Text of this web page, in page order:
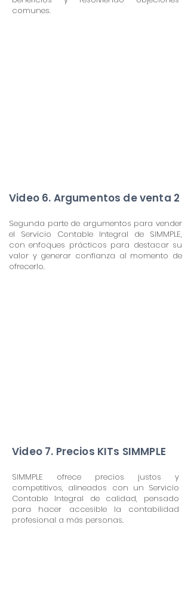
comunes.
Video 6. Argumentos de venta 2
Segunda parte de argumentos para vender
el Servicio Contable Integral de SIMMPLE,
con enfoques prácticos para destacar su
valor y generar confianza al momento de
ofrecerlo.
Video 7. Precios KITs SIMMPLE
SIMMPLE ofrece precios justos y
competitivos, alineados con un Servicio
Contable Integral de calidad, pensado
para hacer accesible la contabilidad
profesional a más personas.